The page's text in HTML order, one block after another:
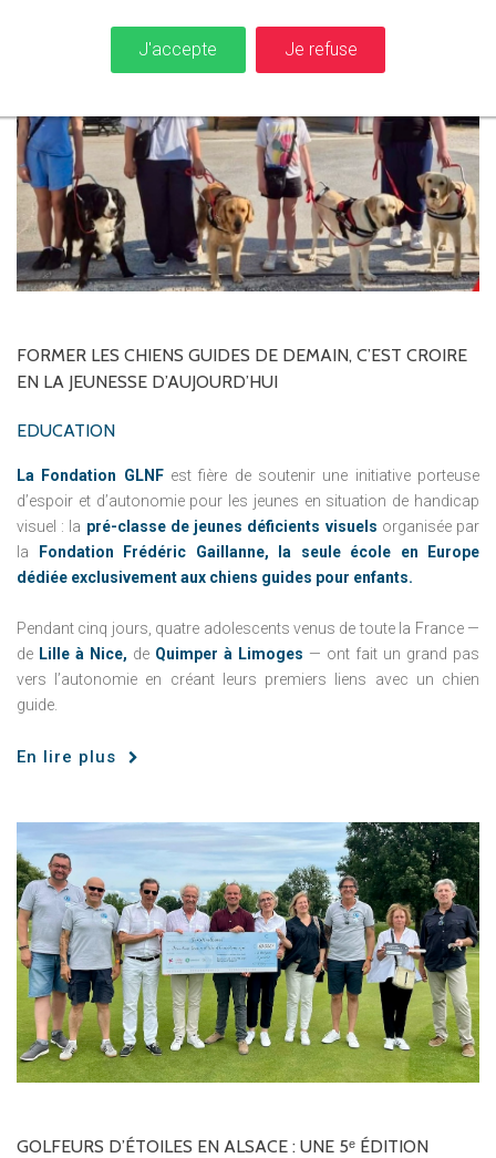
FORMER LES CHIENS GUIDES DE DEMAIN, C’EST CROIRE
EN LA JEUNESSE D’AUJOURD’HUI
EDUCATION
La Fondation GLNFest fière de soutenir une initiative porteuse
d’espoir et d’autonomie pour les jeunes en situation de handicap
visuel : la pré-classe de jeunes déficients visuels organisée par
la
Fondation Frédéric Gaillanne, la seule école en Europe
dédiée exclusivement aux chiens guides pour enfants.
Pendant cinq jours, quatre adolescents venus de toute la France —
de Lille à Nice, de Quimper à Limoges — ont fait un grand pas
vers l’autonomie en créant leurs premiers liens avec un chien
guide.
En lire plus
GOLFEURS D’ÉTOILES EN ALSACE : UNE 5ᵉ ÉDITION
J'accepte Je refuse